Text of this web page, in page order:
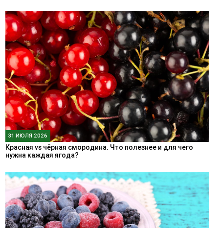
31 ИЮЛЯ 2026
Красная vs чёрная смородина. Что полезнее и для чего
нужна каждая ягода?